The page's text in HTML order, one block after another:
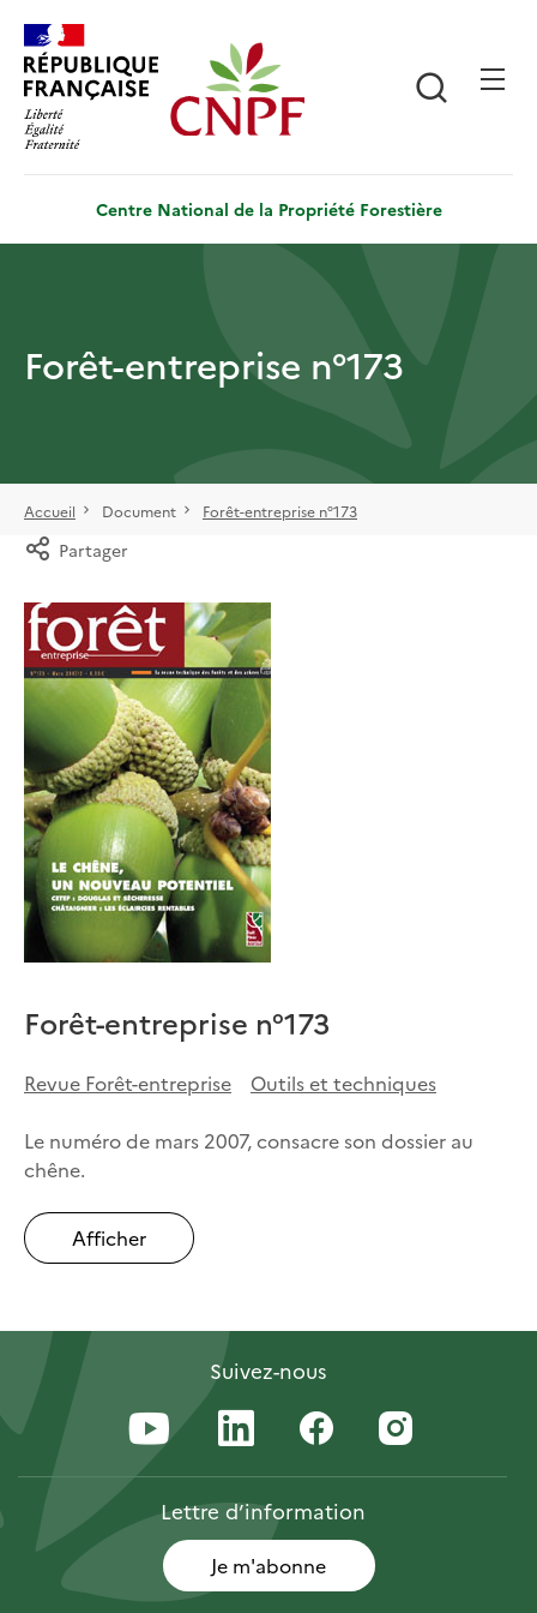
contenu
principal
Centre National de la Propriété Forestière
Forêt-entreprise n°173
Accueil Document Forêt-entreprise n°173
Partager
Forêt-entreprise n°173
Revue Forêt-entreprise Outils et techniques
Le numéro de mars 2007, consacre son dossier au
chêne.
Afficher
Suivez-nous
Lettred’information
Je m'abonne